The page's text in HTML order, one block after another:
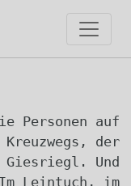
Personen auf
der
Giesriegl. Und
Leintuch, im